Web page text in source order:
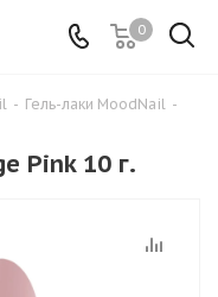
0
- Гель-лаки MoodNail -
Pink 10 г.